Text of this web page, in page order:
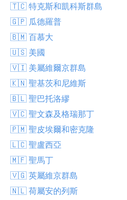
🇹🇨 特克斯和凱科斯群島
🇬🇵 瓜德羅普
🇧🇲 百慕大
🇺🇸 美國
🇻🇮 美屬維爾京群島
🇰🇳 聖基茨和尼維斯
🇧🇱 聖巴托洛繆
🇻🇨 聖文森及格瑞那丁
🇵🇲 聖皮埃爾和密克隆
🇱🇨 聖盧西亞
🇲🇫 聖馬丁
🇻🇬 英屬維京群島
🇳🇱 荷屬安的列斯